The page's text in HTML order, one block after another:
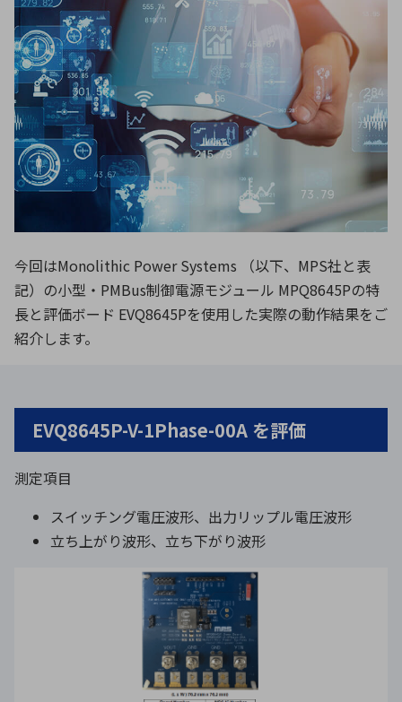
データセンタ・クラウド
ミリ波レーダー
ブログ｜ここから始まる最新技術
接着・接合
製品製造・加工
レーダ・衛星通信
照射
半導体・電子部品小ロット
レーザー・光学部品 組込コンピュータ
特定用途向け・その他 サービス
医療機器
M
P
Q
R S
T
U
V W
X
Y
Z
検索
今回はMonolithic Power Systems （以下、MPS社と表
記）の小型・PMBus制御電源モジュール MPQ8645Pの特
長と評価ボード EVQ8645Pを使用した実際の動作結果をご
紹介します。
EVQ8645P-V-1Phase-00A を評価
測定項目
スイッチング電圧波形、出力リップル電圧波形
立ち上がり波形、立ち下がり波形